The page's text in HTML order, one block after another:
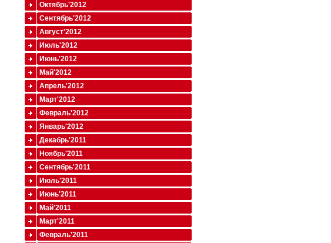
Октябрь'2012
Сентябрь'2012
Август'2012
Июль'2012
Июнь'2012
Май'2012
Апрель'2012
Март'2012
Февраль'2012
Январь'2012
Декабрь'2011
Ноябрь'2011
Сентябрь'2011
Июль'2011
Июнь'2011
Май'2011
Март'2011
Февраль'2011